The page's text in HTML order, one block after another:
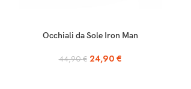
SCEGLIOcchiali da Sole Iron Man
44,90€ 24,90 €